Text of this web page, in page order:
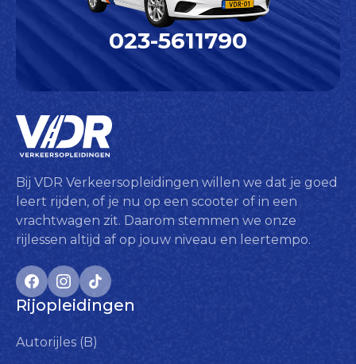
023-5611790
Bij VDR Verkeersopleidingen willen we dat je goed
leert rijden, of je nu op een scooter of in een
vrachtwagen zit. Daarom stemmen we onze
rijlessen altijd af op jouw niveau en leertempo.
Rijopleidingen
Autorijles (B)